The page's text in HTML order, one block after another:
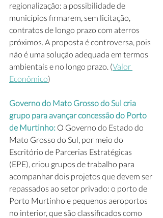
regionalização: a possibilidade de
municípios firmarem, sem licitação,
contratos de longo prazo com aterros
próximos. A proposta é controversa, pois
não é uma solução adequada em termos
ambientais e no longo prazo. (Valor
Econômico)
Governo do Mato Grosso do Sul cria
grupo para avançar concessão do Porto
de Murtinho: O Governo do Estado do
Mato Grosso do Sul, por meio do
Escritório de Parcerias Estratégicas
(EPE), criou grupos de trabalho para
acompanhar dois projetos que devem ser
repassados ao setor privado: o porto de
Porto Murtinho e pequenos aeroportos
no interior, que são classificados como